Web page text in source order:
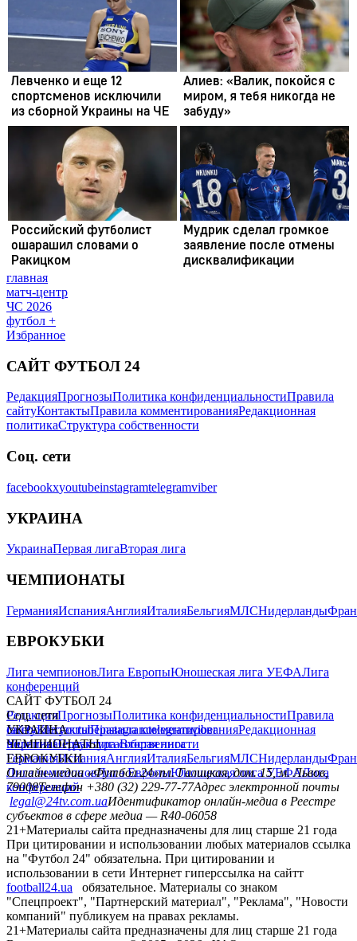
главная
матч-центр
ЧС 2026
футбол +
Избранное
САЙТ ФУТБОЛ 24
РедакцияПрогнозыПолитика конфиденциальностиПравила
сайтуКонтактыПравила комментированияРедакционная
политикаСтруктура собственности
Соц. сети
facebookxyoutubeinstagramtelegramviber
УКРАИНА
УкраинаПервая лигаВторая лига
ЧЕМПИОНАТЫ
ГерманияИспанияАнглияИталияБельгияМЛСНидерланды
ЕВРОКУБКИ
Лига чемпионовЛига ЕвропыЮношеская лига УЕФАЛига
конференций
САЙТ ФУТБОЛ 24
РедакцияПрогнозыПолитика конфиденциальностиПравила
сайтуКонтактыПравила комментированияРедакционная
политикаСтруктура собственности
Соц. сети
facebookxyoutubeinstagramtelegramviber
УКРАИНА
УкраинаПервая лигаВторая лига
ЧЕМПИОНАТЫ
ГерманияИспанияАнглияИталияБельгияМЛСНидерланды
ЕВРОКУБКИ
Лига чемпионовЛига ЕвропыЮношеская лига УЕФАЛига
конференций
Онлайн-медиа «Футбол 24»пл. Галицкая, дом. 15, м. Львов,
79008Телефон +380 (32) 229-77-77Адрес электронной почты
legal@24tv.com.uaИдентификатор онлайн-медиа в Реестре
субъектов в сфере медиа — R40-06058
21+Материалы сайта предназначены для лиц старше 21 года
При цитировании и использовании любых материалов ссылка
на "Футбол 24" обязательна. При цитировании и
использовании в сети Интернет гиперссылка на сайтт
football24.ua
обязательное. Материалы со знаком
"Спецпроект", "Партнерский материал", "Реклама", "Новости
компаний" публикуем на правах рекламы.
21+Материалы сайта предназначены для лиц старше 21 года